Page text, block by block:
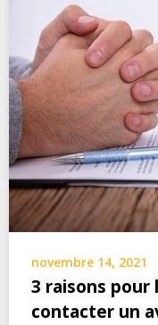
novembre 14, 2021
3 raisons pour
contacter un